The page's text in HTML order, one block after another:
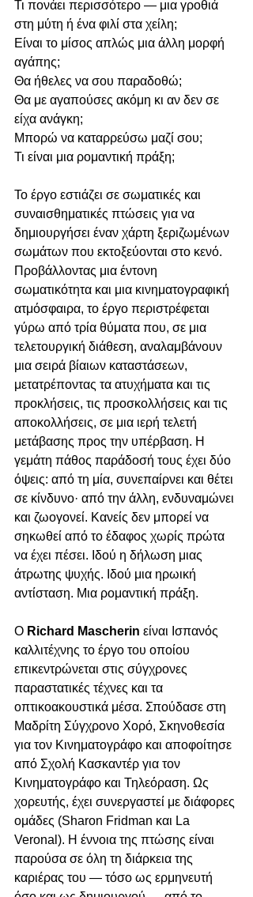
Τι πονάει περισσότερο — μια γροθιά
στη μύτη ή ένα φιλί στα χείλη;
Είναι το μίσος απλώς μια άλλη μορφή
αγάπης;
Θα ήθελες να σου παραδοθώ;
Θα με αγαπούσες ακόμη κι αν δεν σε
είχα ανάγκη;
Μπορώ να καταρρεύσω μαζί σου;
Τι είναι μια ρομαντική πράξη;
Το έργο εστιάζει σε σωματικές και
συναισθηματικές πτώσεις για να
δημιουργήσει έναν χάρτη ξεριζωμένων
σωμάτων που εκτοξεύονται στο κενό.
Προβάλλοντας μια έντονη
σωματικότητα και μια κινηματογραφική
ατμόσφαιρα, το έργο περιστρέφεται
γύρω από τρία θύματα που, σε μια
τελετουργική διάθεση, αναλαμβάνουν
μια σειρά βίαιων καταστάσεων,
μετατρέποντας τα ατυχήματα και τις
προκλήσεις, τις προσκολλήσεις και τις
αποκολλήσεις, σε μια ιερή τελετή
μετάβασης προς την υπέρβαση. Η
γεμάτη πάθος παράδοσή τους έχει δύο
όψεις: από τη μία, συνεπαίρνει και θέτει
σε κίνδυνο· από την άλλη, ενδυναμώνει
και ζωογονεί. Κανείς δεν μπορεί να
σηκωθεί από το έδαφος χωρίς πρώτα
να έχει πέσει. Ιδού η δήλωση μιας
άτρωτης ψυχής. Ιδού μια ηρωική
αντίσταση. Mια ρομαντική πράξη.
Ο Richard Mascherin είναι Ισπανός
καλλιτέχνης το έργο του οποίου
επικεντρώνεται στις σύγχρονες
παραστατικές τέχνες και τα
οπτικοακουστικά μέσα. Σπούδασε στη
Μαδρίτη Σύγχρονο Χορό, Σκηνοθεσία
για τον Κινηματογράφο και αποφοίτησε
από Σχολή Κασκαντέρ για τον
Κινηματογράφο και Τηλεόραση. Ως
χορευτής, έχει συνεργαστεί με διάφορες
ομάδες (Sharon Fridman και La
Veronal). Η έννοια της πτώσης είναι
παρούσα σε όλη τη διάρκεια της
καριέρας του — τόσο ως ερμηνευτή